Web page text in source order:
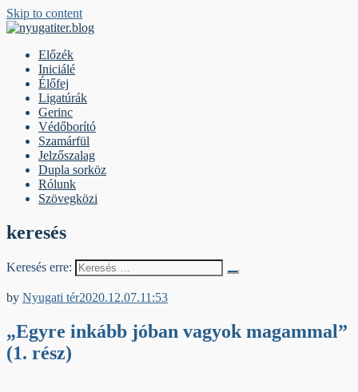
Skip to content
Előzék
Iniciálé
Élőfej
Ligatúrák
Gerinc
Védőborító
Szamárfül
Jelzőszalag
Dupla sorköz
Rólunk
Szövegközi
keresés
Keresés erre:
by Nyugati tér2020.12.07.11:53
„Egyre inkább jóban vagyok magammal”
(1. rész)